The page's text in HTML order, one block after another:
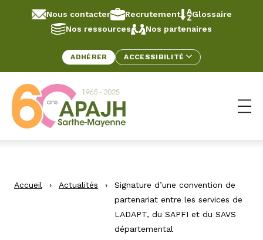
Aller au contenu
Nous contacter Recrutement
Glossaire
Nos ressources
Nos partenaires
ADHÉRER ACCESSIBILITÉ
Accueil › Actualités ›
Signature d’une convention de
partenariat entre les services de
LADAPT, du SAPFI et du SAVS
départemental
Panneau de gestion des cookies